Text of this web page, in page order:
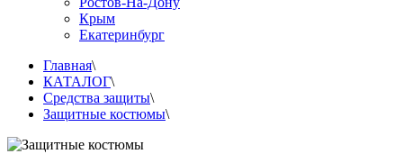
Крым
Екатеринбург
Главная\
КАТАЛОГ\
Средства защиты\
Защитные костюмы\